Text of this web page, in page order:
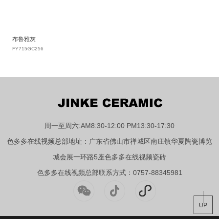
布鲁雅灰
FY715GC256
周一至周六:AM8:30-12:00 PM13:30-17:30
色多多在线视频总部地址：广东省佛山市禅城区南庄镇华夏陶瓷博览
城会展一环路5座色多多在线视频瓷砖
色多多在线视频总部联系方式：0757-88345981
UP